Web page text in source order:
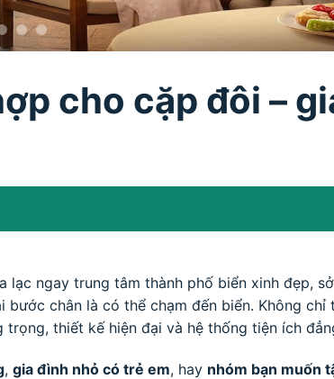
cho cặp đôi –
ngay trung tâm thành phố biển xinh đẹp,
chân là có thể chạm đến biển. Không chỉ
thiết kế hiện đại và hệ thống tiện ích
, gia đình nhỏ có trẻ em, hay nhóm bạn muốn